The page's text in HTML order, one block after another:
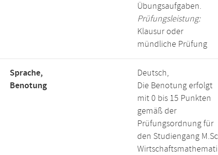
Übungsaufgaben.
Prüfungsleistung:
Klausur oder
mündliche Prüfung
Sprache,
Benotung
Deutsch,
Die Benotung erfolgt
mit 0 bis 15 Punkten
gemäß der
Prüfungsordnung für
den Studiengang